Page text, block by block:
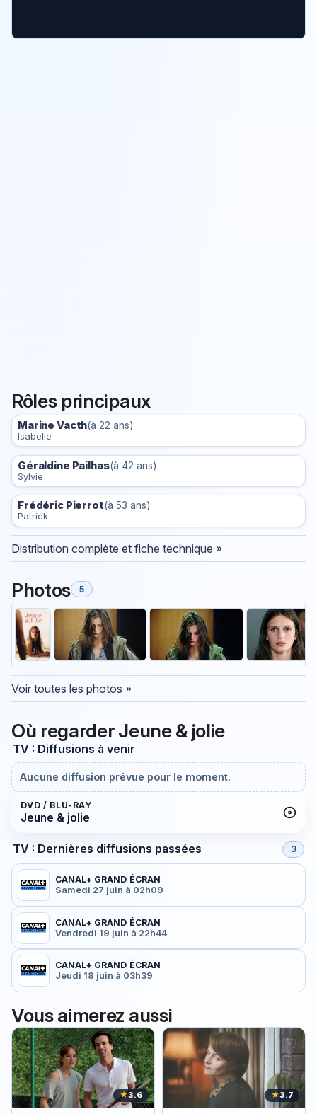
Rôles principaux
Marine Vacth(à 22 ans)
Isabelle
Géraldine Pailhas(à 42 ans)
Sylvie
Frédéric Pierrot(à 53 ans)
Patrick
Distribution complète et fiche technique »
Photos 5
Voir toutes les photos »
Où regarder Jeune & jolie
TV : Diffusions à venir
Aucune diffusion prévue pour le moment.
DVD / BLU-RAY
Jeune & jolie
TV : Dernières diffusions passées 3
CANAL+ GRAND ÉCRAN
Samedi 27 juin à 02h09
CANAL+ GRAND ÉCRAN
Vendredi 19 juin à 22h44
CANAL+ GRAND ÉCRAN
Jeudi 18 juin à 03h39
Vous aimerez aussi
★3.6 ★3.7